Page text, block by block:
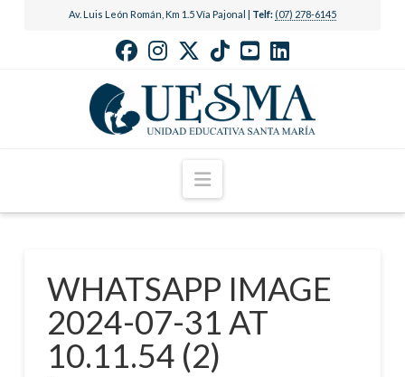
Av. Luis León Román, Km 1.5 Vía Pajonal | Telf: (07) 278-6145
Navigation
WHATSAPP IMAGE
2024-07-31 AT
10.11.54 (2)